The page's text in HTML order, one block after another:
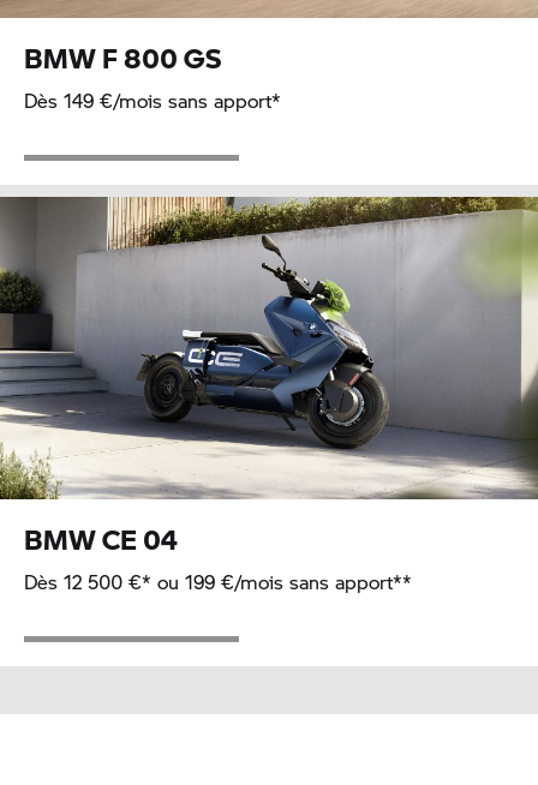
BMWF 800 GS
Dès 149 €/mois sans apport*
BMW CE 04
Dès 12 500 €* ou 199 €/mois sans apport**